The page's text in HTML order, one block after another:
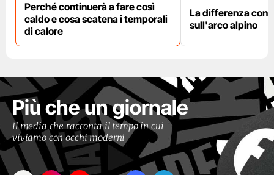
Perché continuerà a fare così
caldo e cosa scatena i temporali
di calore
La differenza con
sull'arco alpino
Più che un giornale
Il media che racconta il tempo in cui
viviamo con occhi moderni